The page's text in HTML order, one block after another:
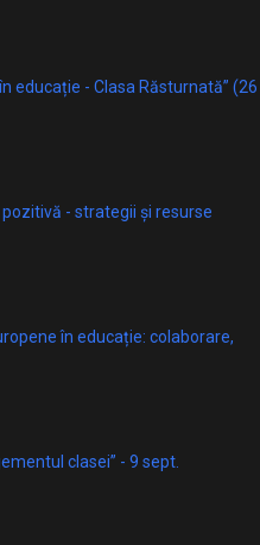
educație - Clasa Răsturnată” (26
- strategii și resurse
în educație: colaborare,
clasei” - 9 sept.